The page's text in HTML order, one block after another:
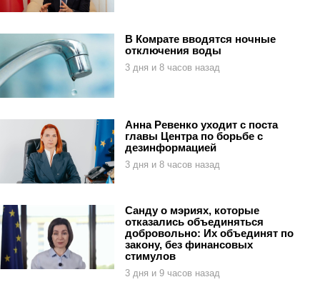
В Комрате вводятся ночные
отключения воды
3 дня и 8 часов назад
Анна Ревенко уходит с поста
главы Центра по борьбе с
дезинформацией
3 дня и 8 часов назад
Санду о мэриях, которые
отказались объединяться
добровольно: Их объединят по
закону, без финансовых
стимулов
3 дня и 9 часов назад